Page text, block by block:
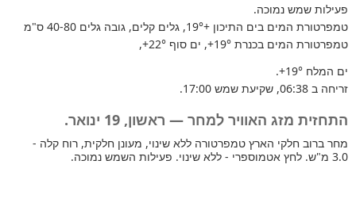
פעילות שמש נמוכה.
טמפרטורת המים בים התיכון +19°
, גלים קלים, גובה גלים 40-80 ס"מ
טמפרטורת המים בכנרת +19°, ים סוף +22°
,
ים המלח +19°
.
זריחה ב 06:38, שקיעת שמש 17:00.
התחזית מזג האוויר למחר — ראשון, 19 ינואר.
מחר ברוב חלקי הארץ טמפרטורה ללא שינוי, מעונן חלקית, רוח קלה -
3.0 מ"ש. לחץ אטמוספרי - ללא שינוי. פעילות השמש נמוכה.